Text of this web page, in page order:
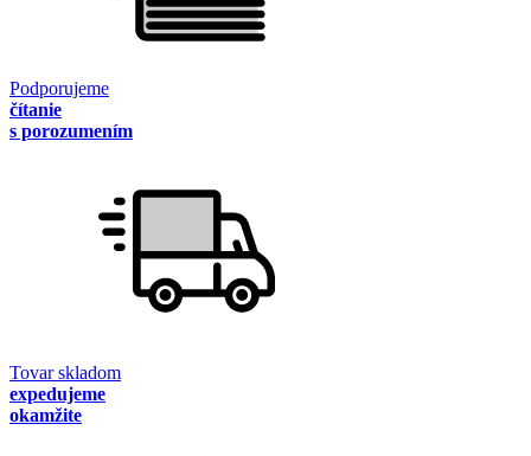
Podporujeme
čítanie
s porozumením
Tovar skladom
expedujeme
okamžite